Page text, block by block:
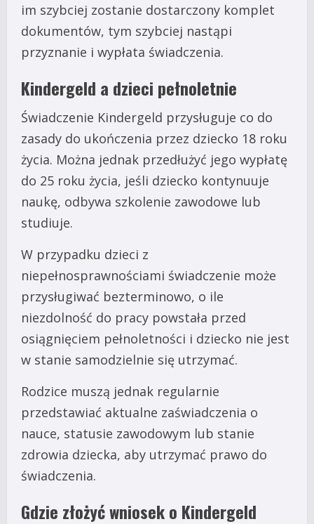
im szybciej zostanie dostarczony komplet
dokumentów, tym szybciej nastąpi
przyznanie i wypłata świadczenia.
Kindergeld a dzieci pełnoletnie
Świadczenie Kindergeld przysługuje co do
zasady do ukończenia przez dziecko 18 roku
życia. Można jednak przedłużyć jego wypłatę
do 25 roku życia, jeśli dziecko kontynuuje
naukę, odbywa szkolenie zawodowe lub
studiuje.
W przypadku dzieci z
niepełnosprawnościami świadczenie może
przysługiwać bezterminowo, o ile
niezdolność do pracy powstała przed
osiągnięciem pełnoletności i dziecko nie jest
w stanie samodzielnie się utrzymać.
Rodzice muszą jednak regularnie
przedstawiać aktualne zaświadczenia o
nauce, statusie zawodowym lub stanie
zdrowia dziecka, aby utrzymać prawo do
świadczenia.
Gdzie złożyć wniosek o Kindergeld